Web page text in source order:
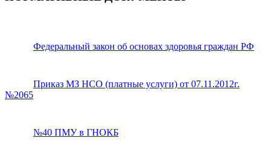
Федеральный закон об основах здоровья граждан РФ
Приказ МЗ НСО (платные услуги) от 07.11.2012г.
№2065
№40 ПМУ в ГНОКБ